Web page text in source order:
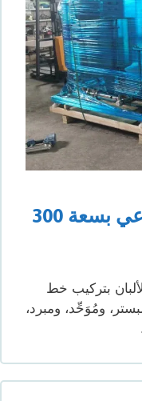
جهاز صنع الزبادي الصناعي بسعة 300
بتركيب خط
يشمل مبستر، ومُوَحِّد، ومبرد،